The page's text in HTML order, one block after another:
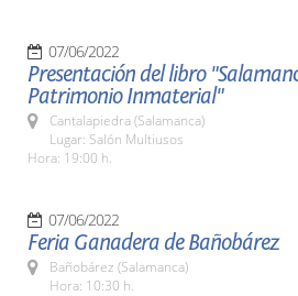
07/06/2022
Presentación del libro
Patrimonio Inmaterial"
Cantalapiedra (Salamanca)
Lugar: Salón Multiusos
Hora: 19:00 h.
07/06/2022
Feria Ganadera de Bañobárez
Bañobárez (Salamanca)
Hora: 10:30 h.